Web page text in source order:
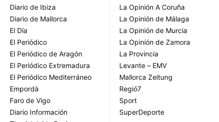
Diario de Ibiza
Diario de Mallorca
El Día
El Periódico
El Periódico de Aragón
El Periódico Extremadura
El Periódico Mediterráneo
Empordà
Faro de Vigo
Diario Información
La Opinión A Coruña
La Opinión de Málaga
La Opinión de Murcia
La Opinión de Zamora
La Provincia
Levante – EMV
Mallorca Zeitung
Regió7
Sport
SuperDeporte